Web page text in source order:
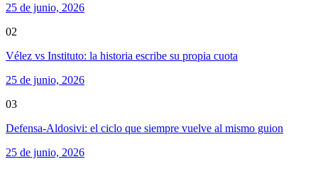
25 de junio, 2026
02
Vélez vs Instituto: la historia escribe su propia cuota
25 de junio, 2026
03
Defensa-Aldosivi: el ciclo que siempre vuelve al mismo guion
25 de junio, 2026